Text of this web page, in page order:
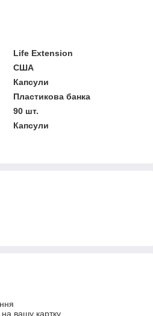
Life Extension
США
Капсули
Пластикова банка
90 шт.
Капсули
вашу картку